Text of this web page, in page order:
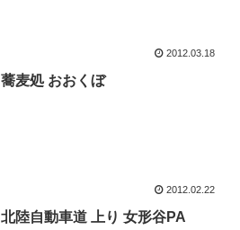
2012.03.18
蕎麦処 おおくぼ
2012.02.22
北陸自動車道 上り 女形谷PA